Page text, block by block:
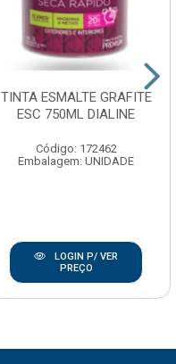
TINTA ESMALTE GRAFITE
ESC 750ML DIALINE
Código: 172462
Embalagem: UNIDADE
LOGIN P/ VER
PREÇO